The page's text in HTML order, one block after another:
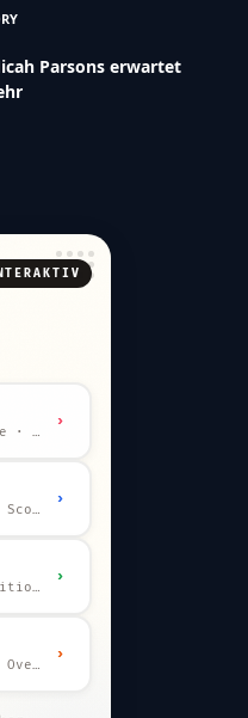
Parsons erwartet
32 Teams · leere Karte · km-Wertung
›
32 Teams · 7 Runden · Scout-Kommentar
›
7 Fragen · welche Position bist du?
›
JJ-Chart · Steal oder Overpay?
›